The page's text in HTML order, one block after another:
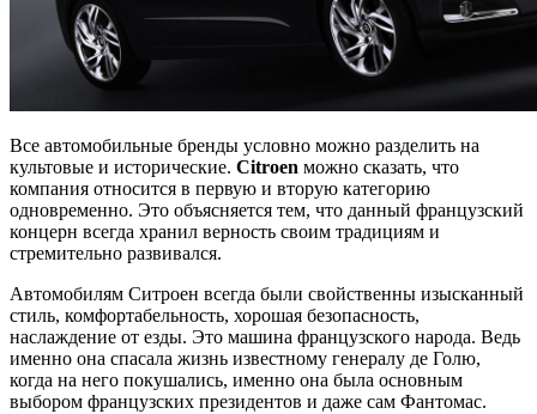
Все автомобильные бренды условно можно разделить на
культовые и исторические. Citroen можно сказать, что
компания относится в первую и вторую категорию
одновременно. Это объясняется тем, что данный французский
концерн всегда хранил верность своим традициям и
стремительно развивался.
Автомобилям Ситроен всегда были свойственны изысканный
стиль, комфортабельность, хорошая безопасность,
наслаждение от езды. Это машина французского народа. Ведь
именно она спасала жизнь известному генералу де Голю,
когда на него покушались, именно она была основным
выбором французских президентов и даже сам Фантомас.